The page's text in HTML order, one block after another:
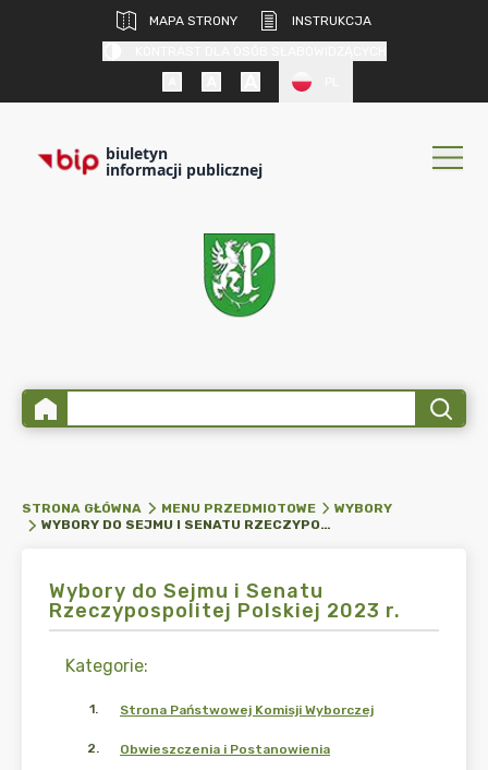
MAPA STRONY
INSTRUKCJA
biuletyn
informacji publicznej
STRONA GŁÓWNA MENU PRZEDMIOTOWE
WYBORY
WYBORY DO SEJMU I SENATU RZECZYPOSPOLITEJ POLSKIEJ 2023 R.
Wybory do Sejmu i Senatu
Rzeczypospolitej Polskiej 2023 r.
Kategorie:
1. Strona Państwowej Komisji Wyborczej
2. Obwieszczenia i Postanowienia